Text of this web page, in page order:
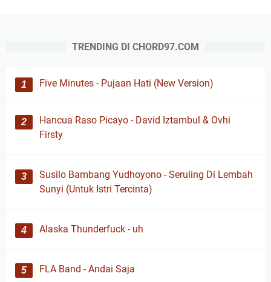
TRENDING DI CHORD97.COM
Five Minutes - Pujaan Hati (New Version)
Hancua Raso Picayo - David Iztambul & Ovhi
Firsty
Susilo Bambang Yudhoyono - Seruling Di Lembah
Sunyi (Untuk Istri Tercinta)
Alaska Thunderfuck - uh
FLA Band - Andai Saja